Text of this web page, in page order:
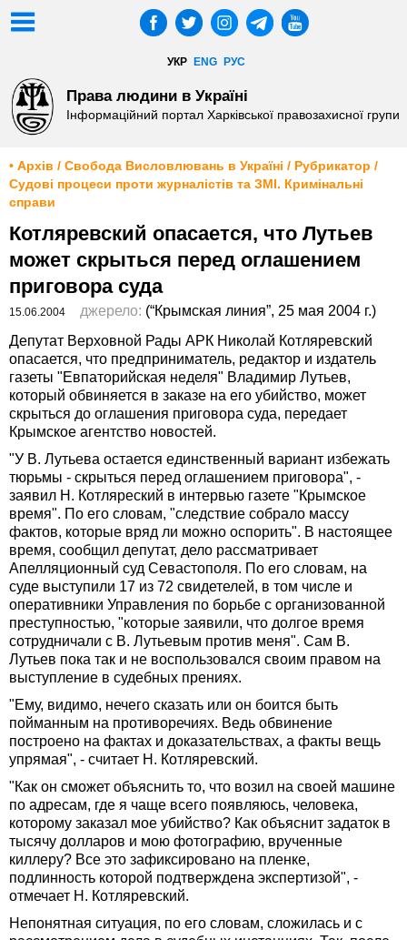
УКР ENG РУС
Права людини в Україні
Інформаційний портал Харківської правозахисної групи
• Архів / Свобода Висловлювань в Україні / Рубрикатор /
Судові процеси проти журналістів та ЗМІ. Кримінальні
справи
Котляревский опасается, что Лутьев
может скрыться перед оглашением
приговора суда
15.06.2004 джерело: (“Крымская линия”, 25 мая 2004 г.)
Депутат Верховной Рады АРК Николай Котляревский
опасается, что предприниматель, редактор и издатель
газеты "Евпаторийская неделя" Владимир Лутьев,
который обвиняется в заказе на его убийство, может
скрыться до оглашения приговора суда, передает
Крымское агентство новостей.
"У В. Лутьева остается единственный вариант избежать
тюрьмы - скрыться перед оглашением приговора", -
заявил Н. Котляреский в интервью газете "Крымское
время". По его словам, "следствие собрало массу
фактов, которые вряд ли можно оспорить". В настоящее
время, сообщил депутат, дело рассматривает
Апелляционный суд Севастополя. По его словам, на
суде выступили 17 из 72 свидетелей, в том числе и
оперативники Управления по борьбе с организованной
преступностью, "которые заявили, что долгое время
сотрудничали с В. Лутьевым против меня". Сам В.
Лутьев пока так и не воспользовался своим правом на
выступление в судебных прениях.
"Ему, видимо, нечего сказать или он боится быть
пойманным на противоречиях. Ведь обвинение
построено на фактах и доказательствах, а факты вещь
упрямая", - считает Н. Котляревский.
"Как он сможет объяснить то, что возил на своей машине
по адресам, где я чаще всего появляюсь, человека,
которому заказал мое убийство? Как объяснит задаток в
тысячу долларов и мою фотографию, врученные
киллеру? Все это зафиксировано на пленке,
подлинность которой подтверждена экспертизой", -
отмечает Н. Котляревский.
Непонятная ситуация, по его словам, сложилась и с